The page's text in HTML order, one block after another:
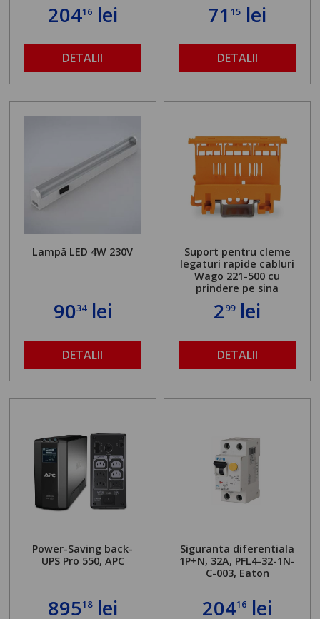
20416lei
DETALII
7115 lei
DETALII
Lampă LED 4W 230V
9034lei
DETALII
Suport pentru cleme
legaturi rapide cabluri
Wago 221-500 cu
prindere pe sina
299lei
DETALII
Power-Saving back-
UPS Pro 550, APC
89518lei
Siguranta diferentiala
1P+N, 32A, PFL4-32-1N-
C-003, Eaton
20416 lei